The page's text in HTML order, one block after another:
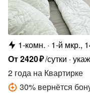
1-комн.
1-й мкр.,
От2420₽/сутки
2 года на Квартирке
30% вернётся